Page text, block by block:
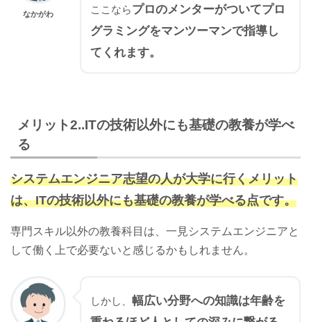
なかがわ
ここならプロのメンターがついてプロ
グラミングをマンツーマンで指導し
てくれます。
メリット2..ITの技術以外にも基礎の教養が学べ
る
システムエンジニア志望の人が大学に行くメリット
は、ITの技術以外にも基礎の教養が学べる点です。
専門スキル以外の教養科目は、一見システムエンジニアと
して働く上で必要ないと感じるかもしれません。
しかし、 幅広い分野への知識は年齢を